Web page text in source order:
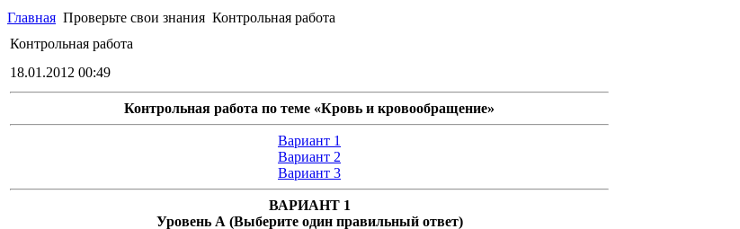
Главная Проверьте свои знания Контрольная работа
Контрольная работа
18.01.2012 00:49
Контрольная работа по теме «Кровь и кровообращение»
Вариант 1
Вариант 2
Вариант 3
ВАРИАНТ 1
Уровень А (Выберите один правильный ответ)